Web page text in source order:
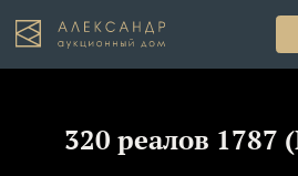
320 реалов 1787